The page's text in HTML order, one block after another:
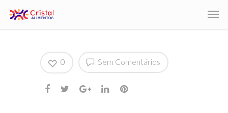
Sem Comentários
0